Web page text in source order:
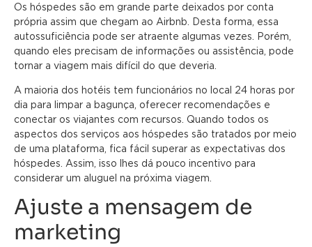
Os hóspedes são em grande parte deixados por conta
própria assim que chegam ao Airbnb. Desta forma, essa
autossuficiência pode ser atraente algumas vezes. Porém,
quando eles precisam de informações ou assistência, pode
tornar a viagem mais difícil do que deveria.
A maioria dos hotéis tem funcionários no local 24 horas por
dia para limpar a bagunça, oferecer recomendações e
conectar os viajantes com recursos. Quando todos os
aspectos dos serviços aos hóspedes são tratados por meio
de uma plataforma, fica fácil superar as expectativas dos
hóspedes. Assim, isso lhes dá pouco incentivo para
considerar um aluguel na próxima viagem.
Ajuste a mensagem de
marketing